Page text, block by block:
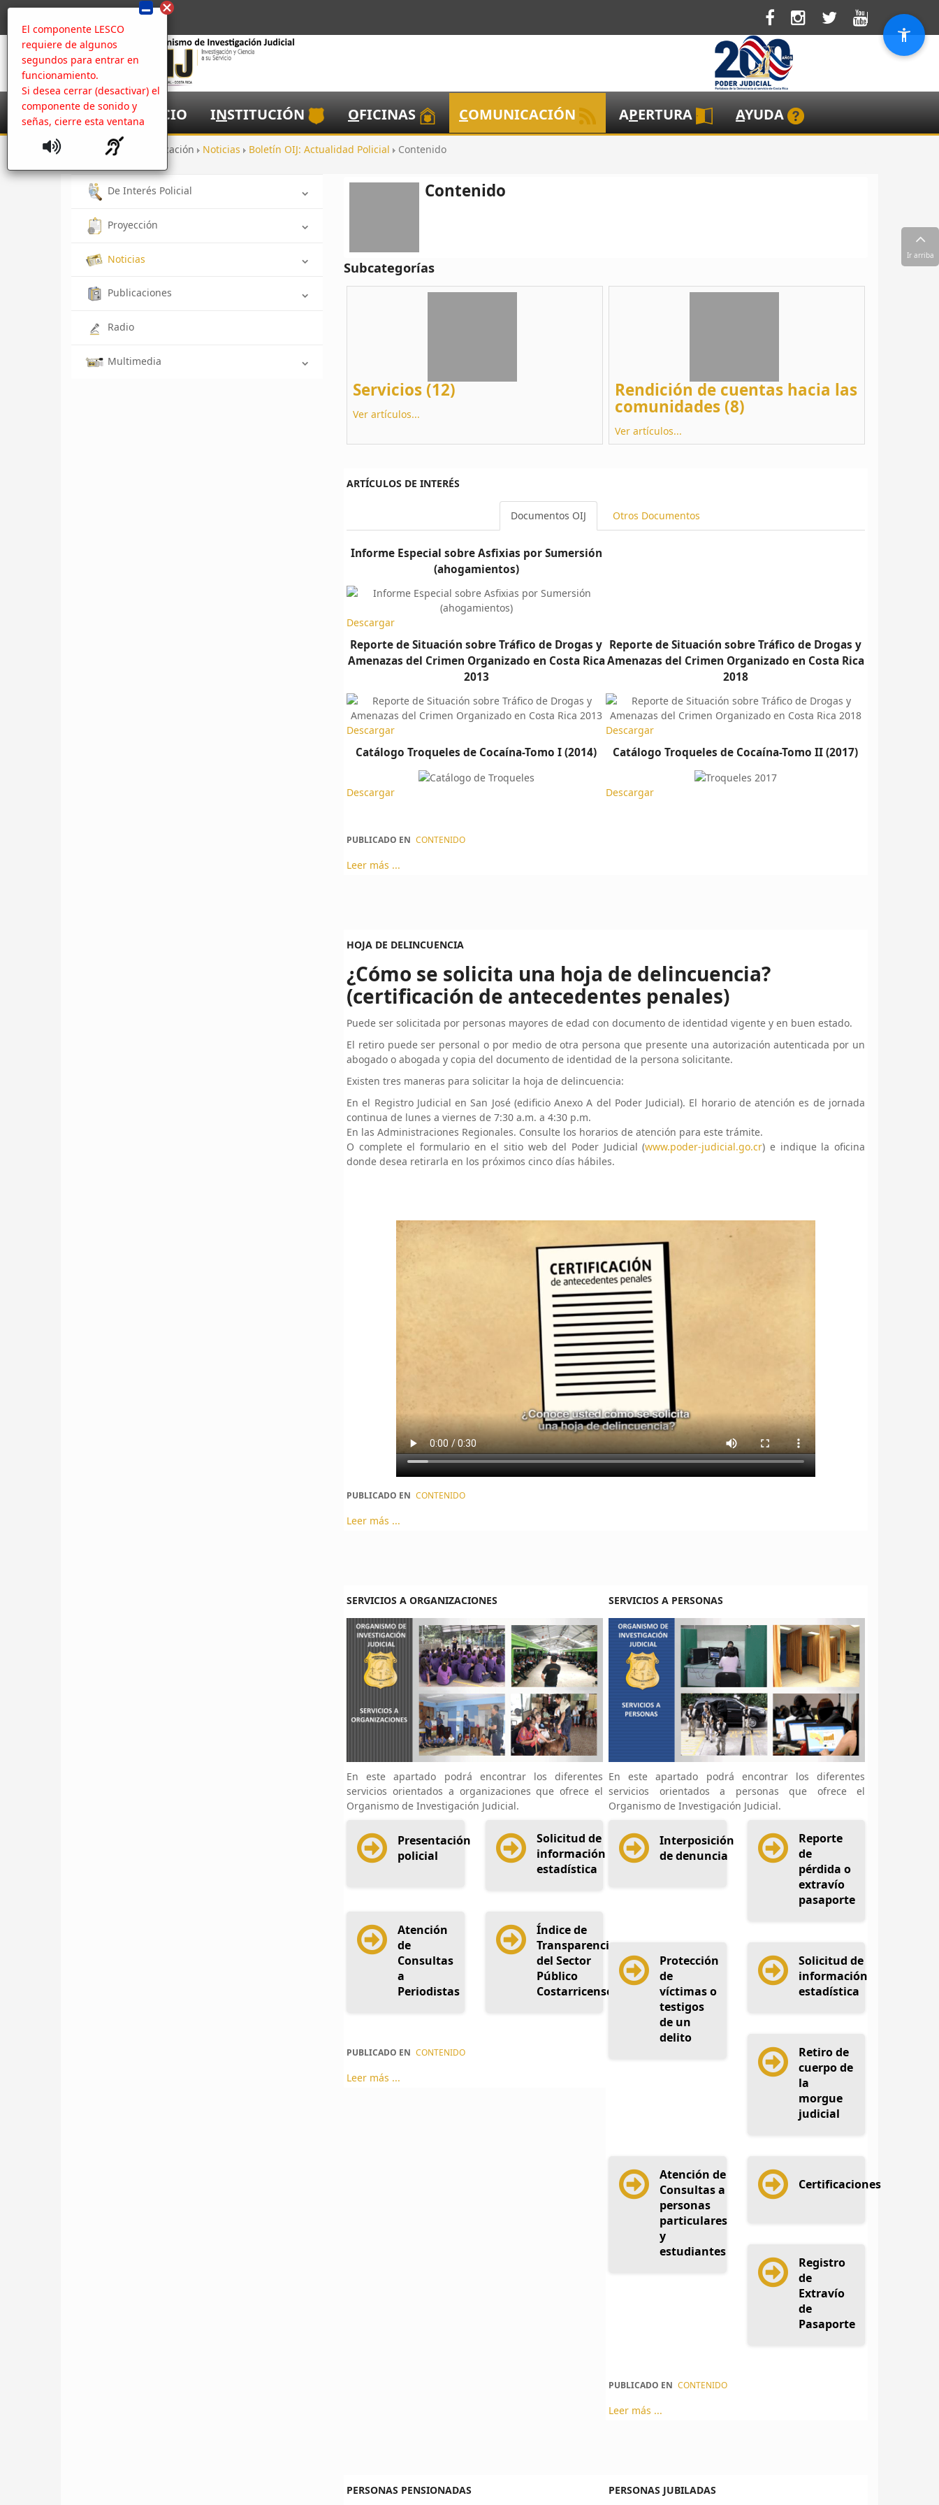
El componente LESCO
requiere de algunos
segundos para entrar en
funcionamiento.
Si desea cerrar (desactivar) el
componente de sonido y
señas, cierre esta ventana
NICIO INSTITUCIÓN OFICINAS COMUNICACIÓN APERTURA AYUDA
Inicio Comunicación Noticias Boletín OIJ: Actualidad Policial Contenido
De Interés Policial
Proyección
Noticias
Publicaciones
Radio
Multimedia
Contenido
Subcategorías
Servicios (12)
Ver artículos...
Rendición de cuentas hacia las
comunidades (8)
Ver artículos...
ARTÍCULOS DE INTERÉS
Documentos OIJ Otros Documentos
Informe Especial sobre Asfixias por Sumersión
(ahogamientos)
Descargar
Reporte de Situación sobre Tráfico de Drogas y
Amenazas del Crimen Organizado en Costa Rica
2013
Descargar
Reporte de Situación sobre Tráfico de Drogas y
Amenazas del Crimen Organizado en Costa Rica
2018
Descargar
Catálogo Troqueles de Cocaína-Tomo I (2014)
Descargar
Catálogo Troqueles de Cocaína-Tomo II (2017)
Descargar
PUBLICADO EN CONTENIDO
Leer más ...
HOJA DE DELINCUENCIA
¿Cómo se solicita una hoja de delincuencia?
(certificación de antecedentes penales)
Puede ser solicitada por personas mayores de edad con documento de identidad vigente y en buen estado.
El retiro puede ser personal o por medio de otra persona que presente una autorización autenticada por un
abogado o abogada y copia del documento de identidad de la persona solicitante.
Existen tres maneras para solicitar la hoja de delincuencia:
En el Registro Judicial en San José (edificio Anexo A del Poder Judicial). El horario de atención es de jornada
continua de lunes a viernes de 7:30 a.m. a 4:30 p.m.
En las Administraciones Regionales. Consulte los horarios de atención para este trámite.
O complete el formulario en el sitio web del Poder Judicial (www.poder-judicial.go.cr) e indique la oficina
donde desea retirarla en los próximos cinco días hábiles.
PUBLICADO EN CONTENIDO
Leer más ...
SERVICIOS A ORGANIZACIONES
En este apartado podrá encontrar los diferentes
servicios orientados a organizaciones que ofrece el
Organismo de Investigación Judicial.
Presentación
policial
Solicitud de
información
estadística
Atención
de
Consultas
a
Periodistas
Índice de
Transparencia
del Sector
Público
Costarricense
PUBLICADO EN CONTENIDO
Leer más ...
SERVICIOS A PERSONAS
En este apartado podrá encontrar los diferentes
servicios orientados a personas que ofrece el
Organismo de Investigación Judicial.
Interposición
de denuncia
Reporte
de
pérdida o
extravío
pasaporte
Protección
de
víctimas o
testigos
de un
delito
Solicitud de
información
estadística
Retiro de
cuerpo de
la
morgue
judicial
Atención de
Consultas a
personas
particulares
y
estudiantes
Certificaciones
Registro
de
Extravío
de
Pasaporte
PUBLICADO EN CONTENIDO
Leer más ...
PERSONAS PENSIONADAS PERSONAS JUBILADAS
Ir arriba